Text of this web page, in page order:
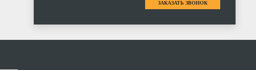
ЗАКАЗАТЬ ЗВОНОК